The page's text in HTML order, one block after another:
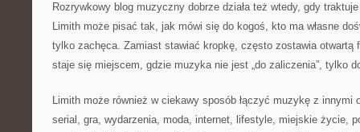
Rozrywkowy blog muzyczny dobrze działa też wtedy, gdy
Limith może pisać tak, jak mówi się do kogoś, kto ma własne
tylko zachęca. Zamiast stawiać kropkę, często zostawia otwartą
staje się miejscem, gdzie muzyka nie jest „do zaliczenia”, tylko
Limith może również w ciekawy sposób łączyć muzykę z innymi
serial, gra, wydarzenia, moda, internet, lifestyle, miejskie życie,